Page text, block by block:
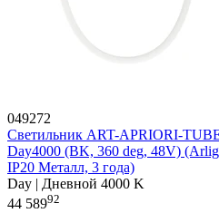
049272
Светильник ART-APRIORI-
Day4000 (BK, 360 deg, 48V)
IP20 Металл, 3 года)
Day | Дневной 4000 K
44 58992